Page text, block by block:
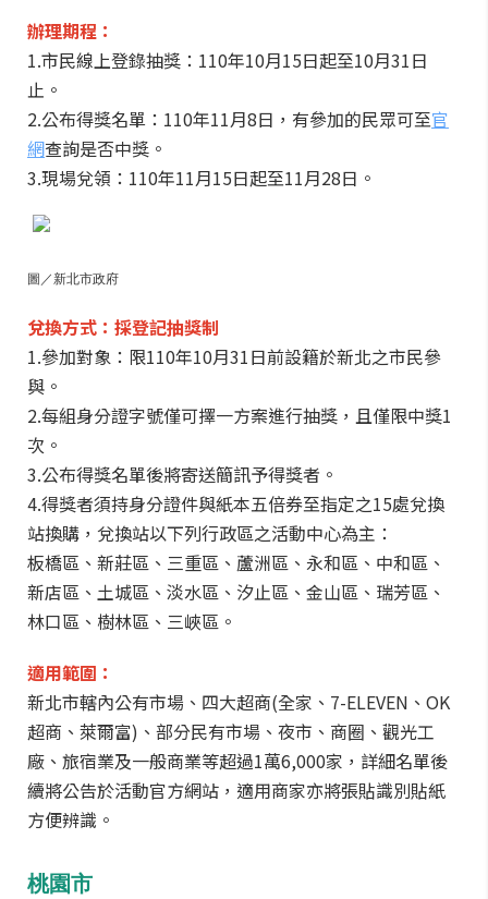
辦理期程：
1.市民線上登錄抽獎：110年10月15日起至10月31日
止。
2.公布得獎名單：110年11月8日，有參加的民眾可至官
網查詢是否中獎。
3.現場兌領：110年11月15日起至11月28日。
圖／新北市政府
兌換方式：採登記抽獎制
1.參加對象：限110年10月31日前設籍於新北之市民參
與。
2.每組身分證字號僅可擇一方案進行抽獎，且僅限中獎1
次。
3.公布得獎名單後將寄送簡訊予得獎者。
4.得獎者須持身分證件與紙本五倍券至指定之15處兌換
站換購，兌換站以下列行政區之活動中心為主：
板橋區、新莊區、三重區、蘆洲區、永和區、中和區、
新店區、土城區、淡水區、汐止區、金山區、瑞芳區、
林口區、樹林區、三峽區。
適用範圍：
新北市轄內公有市場、四大超商(全家、7-ELEVEN、OK
超商、萊爾富)、部分民有市場、夜市、商圈、觀光工
廠、旅宿業及一般商業等超過1萬6,000家，詳細名單後
續將公告於活動官方網站，適用商家亦將張貼識別貼紙
方便辨識。
桃園市